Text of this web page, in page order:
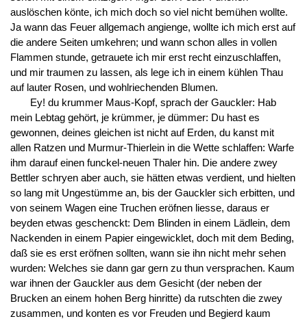
auslöschen könte, ich mich doch so viel nicht bemühen wollte.
Ja wann das Feuer allgemach angienge, wollte ich mich erst auf
die andere Seiten umkehren; und wann schon alles in vollen
Flammen stunde, getrauete ich mir erst recht einzuschlaffen,
und mir traumen zu lassen, als lege ich in einem kühlen Thau
auf lauter Rosen, und wohlriechenden Blumen.
Ey! du krummer Maus-Kopf, sprach der Gauckler: Hab
mein Lebtag gehört, je krümmer, je dümmer: Du hast es
gewonnen, deines gleichen ist nicht auf Erden, du kanst mit
allen Ratzen und Murmur-Thierlein in die Wette schlaffen: Warfe
ihm darauf einen funckel-neuen Thaler hin. Die andere zwey
Bettler schryen aber auch, sie hätten etwas verdient, und hielten
so lang mit Ungestümme an, bis der Gauckler sich erbitten, und
von seinem Wagen eine Truchen eröfnen liesse, daraus er
beyden etwas geschenckt: Dem Blinden in einem Lädlein, dem
Nackenden in einem Papier eingewicklet, doch mit dem Beding,
daß sie es erst eröfnen sollten, wann sie ihn nicht mehr sehen
wurden: Welches sie dann gar gern zu thun versprachen. Kaum
war ihnen der Gauckler aus dem Gesicht (der neben der
Brucken an einem hohen Berg hinritte) da rutschten die zwey
zusammen, und konten es vor Freuden und Begierd kaum